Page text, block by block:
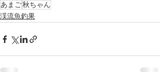
あまご秋ちゃん
渓流魚釣果